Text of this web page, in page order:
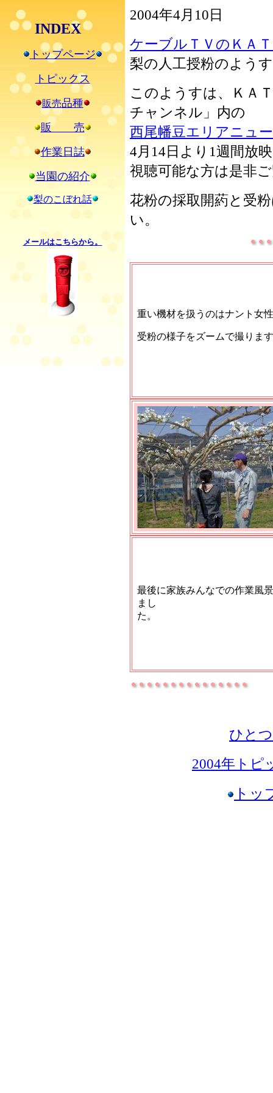
INDEX
トップページ
トピックス
販売品種
販 売
作業日誌
当園の紹介
梨のこぼれ話
メールはこちらから。
2004年4月10日
ケーブルＴＶのＫＡ
梨の人工授粉のよう
このようすは、ＫＡ
チャンネル」内の
西尾幡豆エリアニュ
4月14日より1週間放
視聴可能な方は是非
花粉の採取開葯と受
い。
重い機材を扱うのはナント女
受粉の様子をズームで撮りま
最後に家族みんなでの作業風
まし
た。
ひと
2004年トピ
トッ